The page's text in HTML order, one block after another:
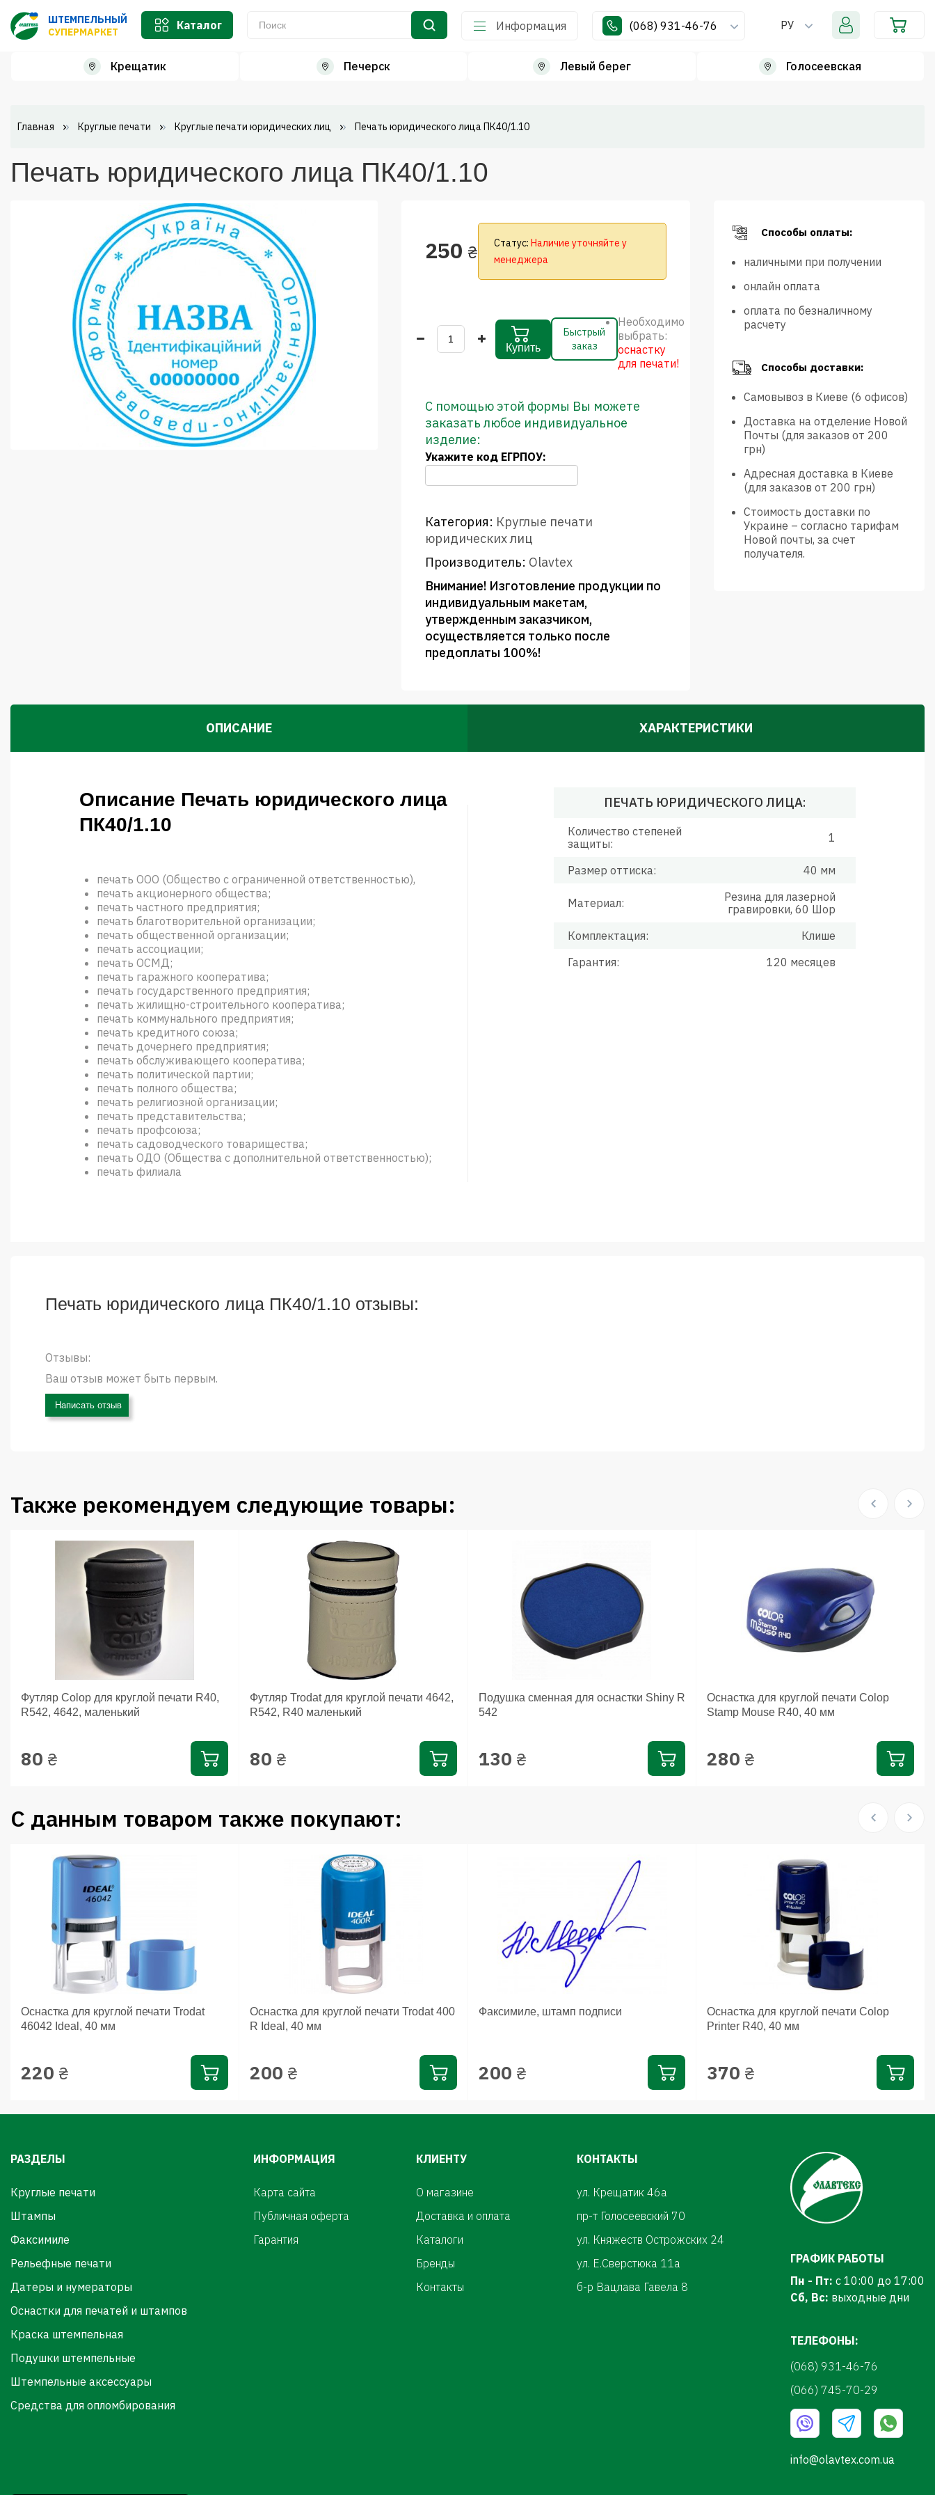
ШТЕМПЕЛЬНЫЙ
СУПЕРМАРКЕТ
Каталог Информация (068) 931-46-76 РУ
Крещатик Печерск Левый берег Голосеевская
Главная Круглые печати Круглые печати юридических лиц Печать юридического лица ПК40/1.10
Печать юридического лица ПК40/1.10
250 ₴ Статус: Наличие уточняйте у
менеджера
Купить
Быстрый
заказ
Необходимо
выбрать:
оснастку
для печати!
С помощью этой формы Вы можете
заказать любое индивидуальное
изделие:
Укажите код ЕГРПОУ:
Категория: Круглые печати
юридических лиц
Производитель: Olavtex
Внимание! Изготовление продукции по
индивидуальным макетам,
утвержденным заказчиком,
осуществляется только после
предоплаты 100%!
Способы оплаты:
наличными при получении
онлайн оплата
оплата по безналичному
расчету
Способы доставки:
Самовывоз в Киеве (6 офисов)
Доставка на отделение Новой
Почты (для заказов от 200
грн)
Адресная доставка в Киеве
(для заказов от 200 грн)
Стоимость доставки по
Украине – согласно тарифам
Новой почты, за счет
получателя.
ОПИСАНИЕ
Описание Печать юридического лица
ПК40/1.10
печать ООО (Общество с ограниченной ответственностью),
печать акционерного общества;
печать частного предприятия;
печать благотворительной организации;
печать общественной организации;
печать ассоциации;
печать ОСМД;
печать гаражного кооператива;
печать государственного предприятия;
печать жилищно-строительного кооператива;
печать коммунального предприятия;
печать кредитного союза;
печать дочернего предприятия;
печать обслуживающего кооператива;
печать политической партии;
печать полного общества;
печать религиозной организации;
печать представительства;
печать профсоюза;
печать садоводческого товарищества;
печать ОДО (Общества с дополнительной ответственностью);
печать филиала
ХАРАКТЕРИСТИКИ
ПЕЧАТЬ ЮРИДИЧЕСКОГО ЛИЦА:
Количество степеней
защиты:
1
Размер оттиска: 40 мм
Материал:
Резина для лазерной
гравировки, 60 Шор
Комплектация:
Клише
Гарантия:
120 месяцев
Печать юридического лица ПК40/1.10 отзывы:
Отзывы:
Ваш отзыв может быть первым.
Написать отзыв
Также рекомендуем следующие товары:
Футляр Colop для круглой печати R40,
R542, 4642, маленький
80 ₴
Футляр Trodat для круглой печати 4642,
R542, R40 маленький
80 ₴
Подушка сменная для оснастки Shiny R
542
130 ₴
Оснастка для круглой печати Colop
Stamp Mouse R40, 40 мм
280 ₴
С данным товаром также покупают:
Оснастка для круглой печати Trodat
46042 Ideal, 40 мм
220 ₴
Оснастка для круглой печати Trodat 400
R Ideal, 40 мм
200 ₴
Факсимиле, штамп подписи
200 ₴
Оснастка для круглой печати Colop
Printer R40, 40 мм
370 ₴
РАЗДЕЛЫ
Круглые печати
Штампы
Факсимиле
Рельефные печати
Датеры и нумераторы
Оснастки для печатей и штампов
Краска штемпельная
Подушки штемпельные
Штемпельные аксессуары
Средства для опломбирования
ИНФОРМАЦИЯ
Карта сайта
Публичная оферта
Гарантия
КЛИЕНТУ
О магазине
Доставка и оплата
Каталоги
Бренды
Контакты
КОНТАКТЫ
ул. Крещатик 46а
пр-т Голосеевский 70
ул. Княжеств Острожских 24
ул. Е.Сверстюка 11а
б-р Вацлава Гавела 8
ГРАФИК РАБОТЫ
Пн - Пт: с 10:00 до 17:00
Сб, Вс: выходные дни
ТЕЛЕФОНЫ:
(068) 931-46-76
(066) 745-70-29
info@olavtex.com.ua